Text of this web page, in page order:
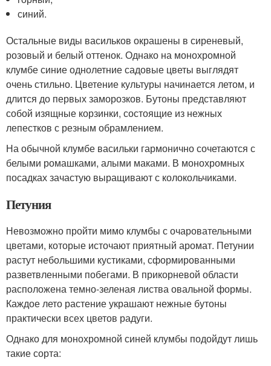
синий.
Остальные виды васильков окрашены в сиреневый,
розовый и белый оттенок. Однако на монохромной
клумбе синие однолетние садовые цветы выглядят
очень стильно. Цветение культуры начинается летом, и
длится до первых заморозков. Бутоны представляют
собой изящные корзинки, состоящие из нежных
лепестков с резным обрамлением.
На обычной клумбе васильки гармонично сочетаются с
белыми ромашками, алыми маками. В монохромных
посадках зачастую выращивают с колокольчиками.
Петуния
Невозможно пройти мимо клумбы с очаровательными
цветами, которые источают приятный аромат. Петунии
растут небольшими кустиками, сформированными
разветвленными побегами. В прикорневой области
расположена темно-зеленая листва овальной формы.
Каждое лето растение украшают нежные бутоны
практически всех цветов радуги.
Однако для монохромной синей клумбы подойдут лишь
такие сорта: